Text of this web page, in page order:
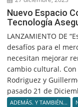
Nuevo Espacio
Tecnología
LANZAMIENTO DE
desafíos para el
necesitan mejorar
cambio cultural.
Rodriguez y
pasado 21 de
ADEMÁS. Y TAMBIÉN...